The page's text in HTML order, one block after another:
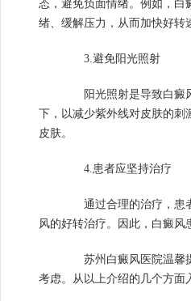
态，避免负面情绪。例如，白
绪、缓解压力，从而加快好转
3.避免阳光照射
阳光照射是导致白癜风
下，以减少紫外线对皮肤的刺
皮肤。
4.患者应坚持治疗
通过合理的治疗，患者
风的好转治疗。因此，白癜
苏州白癜风医院温馨提
考虑。从以上介绍的几个方面